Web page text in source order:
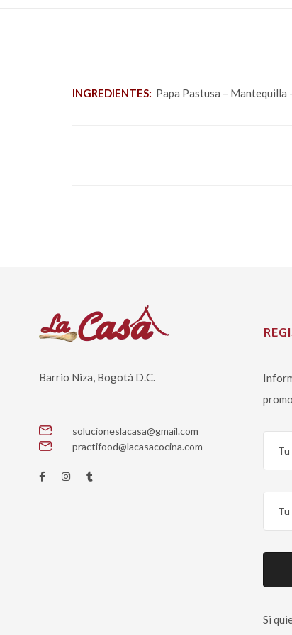
INGREDIENTES: Papa Pastusa – Mantequilla
Barrio Niza, Bogotá D.C.
solucioneslacasa@gmail.com
practifood@lacasacocina.com
Si